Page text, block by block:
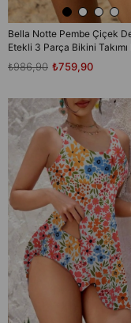
Bella Notte Pembe Çiçek
Etekli 3 Parça Bikini
₺759,90
₺986,90